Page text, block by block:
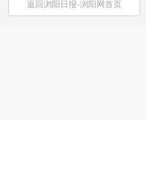
返回浏阳日报-浏阳网首页